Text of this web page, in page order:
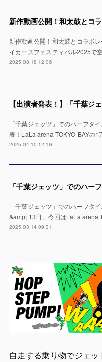
新作動画公開！和太鼓とコラボ
イカーズフェスティバル2025で
2025.08.18 12:06
「千葉ジェッツ」でのハーフタ
表！LaLa arena TOKYO-BAYの
2025.04.10 12:16
「千葉ジェッツ」でのハーフタ
&amp; 13日、今回はLaLa arena
2025.03.14 09:31
自走する乗り物でジェ